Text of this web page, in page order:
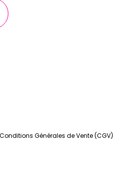
Conditions Générales de Vente (CGV)